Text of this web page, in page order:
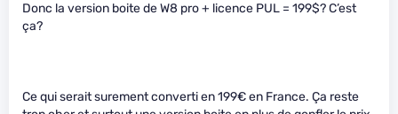
Donc la version boite de W8 pro + licence PUL = 199$? C’est
ça?
Ce qui serait surement converti en 199€ en France. Ça reste